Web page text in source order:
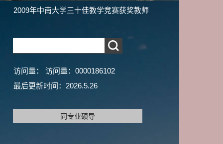
2009年中南大学三十佳教学竞赛获奖教师
访问量： 访问量： 0000186102
最后更新时间： 2026.5.26
同专业硕导